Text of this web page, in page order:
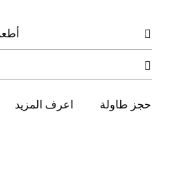


حجز طاولة اعرف المزيد